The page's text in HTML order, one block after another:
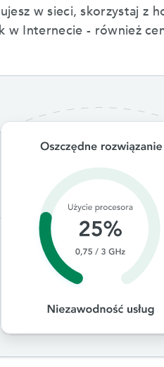
w sieci, skorzystaj z
w Internecie - również